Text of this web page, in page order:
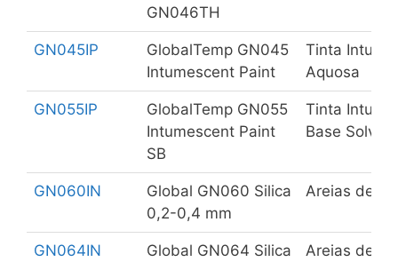
GN046TH
GN045IP
GlobalTemp GN045
Intumescent Paint
Tinta
Aquosa
GN055IP
GlobalTemp GN055
Intumescent Paint
SB
Tinta
Base
GN060IN
Global GN060 Silica
0,2-0,4 mm
Areias de
GN064IN
Global GN064 Silica
Areias de